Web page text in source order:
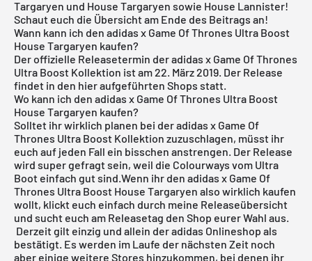
Targaryen und House Targaryen sowie House Lannister!
Schaut euch die Übersicht am Ende des Beitrags an!
Wann kann ich den adidas x Game Of Thrones Ultra Boost
House Targaryen kaufen?
Der offizielle Releasetermin deradidas x Game Of Thrones
Ultra Boost Kollektion ist am 22. März 2019. Der Release
findet in den hier aufgeführten Shops statt.
Wo kann ich den adidas x Game Of Thrones Ultra Boost
House Targaryen kaufen?
Solltet ihr wirklich planen bei der adidas x Game Of
Thrones Ultra Boost Kollektion zuzuschlagen, müsst ihr
euch auf jeden Fall ein bisschen anstrengen. Der Release
wird super gefragt sein, weil die Colourways vom Ultra
Boot einfach gut sind.Wenn ihr den adidas x Game Of
Thrones Ultra Boost House Targaryen also wirklich kaufen
wollt, klickt euch einfach durch meine Releaseübersicht
und sucht euch am Releasetag den Shop eurer Wahl aus.
Derzeit gilt einzig und allein deradidas Onlineshop als
bestätigt. Es werden im Laufe der nächsten Zeit noch
aber einige weitere Stores hinzukommen, bei denen ihr